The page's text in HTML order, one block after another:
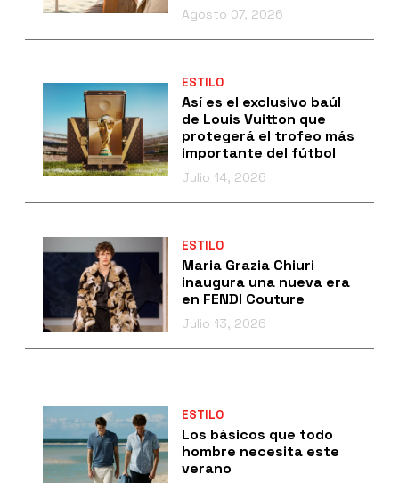
Agosto 07, 2026
ESTILO
Así es el exclusivo baúl
de Louis Vuitton que
protegerá el trofeo más
importante del fútbol
Julio 14, 2026
ESTILO
Maria Grazia Chiuri
inaugura una nueva era
en FENDI Couture
Julio 13, 2026
ESTILO
Los básicos que todo
hombre necesita este
verano